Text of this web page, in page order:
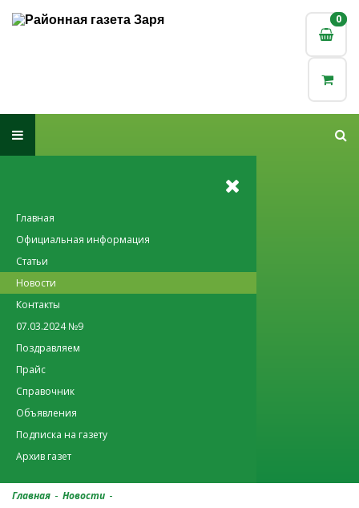
0
0
Главная
Официальная информация
Статьи
Новости
Контакты
07.03.2024 №9
Поздравляем
Прайс
Справочник
Объявления
Подписка на газету
Архив газет
Главная - Новости -